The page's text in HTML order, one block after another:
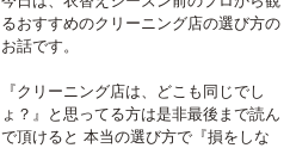
るおすすめのクリーニング店の選び方の
お話です。
『クリーニング店は、どこも同じでし
ょ？』と思ってる方は是非最後まで読ん
で頂けると 本当の選び方で『損をしな